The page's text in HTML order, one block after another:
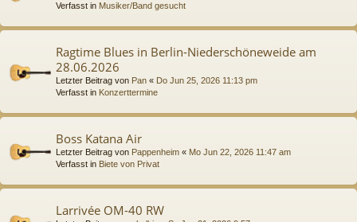
Verfasst in Musiker/Band gesucht
Ragtime Blues in Berlin-Niederschöneweide am
28.06.2026
Letzter Beitrag von Pan « Do Jun 25, 2026 11:13 pm
Verfasst in Konzerttermine
Boss Katana Air
Letzter Beitrag von Pappenheim « Mo Jun 22, 2026 11:47 am
Verfasst in Biete von Privat
Larrivée OM-40 RW